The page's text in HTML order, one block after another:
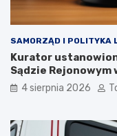
SAMORZĄD I POLITYKA
Kurator
Sądzie Rejonowym
4 sierpnia 2026